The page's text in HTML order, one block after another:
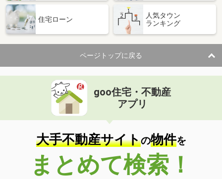
住宅ローン
人気タウン
ランキング
ページトップに戻る
goo住宅・不動産
アプリ
大手不動産サイトの物件を
まとめて検索！